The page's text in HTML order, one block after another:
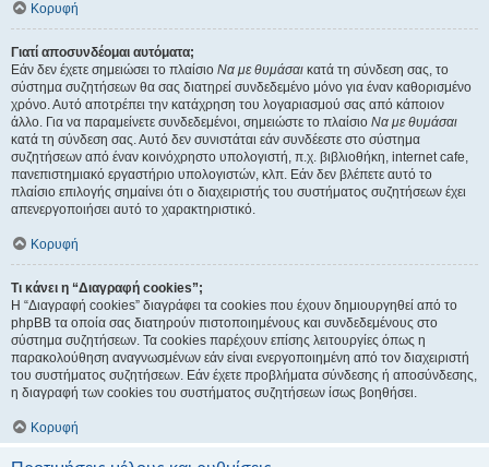
Κορυφή
Γιατί αποσυνδέομαι αυτόματα;
Εάν δεν έχετε σημειώσει το πλαίσιο Να με θυμάσαι κατά τη σύνδεση σας, το
σύστημα συζητήσεων θα σας διατηρεί συνδεδεμένο μόνο για έναν καθορισμένο
χρόνο. Αυτό αποτρέπει την κατάχρηση του λογαριασμού σας από κάποιον
άλλο. Για να παραμείνετε συνδεδεμένοι, σημειώστε το πλαίσιο Να με θυμάσαι
κατά τη σύνδεση σας. Αυτό δεν συνιστάται εάν συνδέεστε στο σύστημα
συζητήσεων από έναν κοινόχρηστο υπολογιστή, π.χ. βιβλιοθήκη, internet cafe,
πανεπιστημιακό εργαστήριο υπολογιστών, κλπ. Εάν δεν βλέπετε αυτό το
πλαίσιο επιλογής σημαίνει ότι ο διαχειριστής του συστήματος συζητήσεων έχει
απενεργοποιήσει αυτό το χαρακτηριστικό.
Κορυφή
Τι κάνει η “Διαγραφή cookies”;
Η “Διαγραφή cookies” διαγράφει τα cookies που έχουν δημιουργηθεί από το
phpBB τα οποία σας διατηρούν πιστοποιημένους και συνδεδεμένους στο
σύστημα συζητήσεων. Τα cookies παρέχουν επίσης λειτουργίες όπως η
παρακολούθηση αναγνωσμένων εάν είναι ενεργοποιημένη από τον διαχειριστή
του συστήματος συζητήσεων. Εάν έχετε προβλήματα σύνδεσης ή αποσύνδεσης,
η διαγραφή των cookies του συστήματος συζητήσεων ίσως βοηθήσει.
Κορυφή